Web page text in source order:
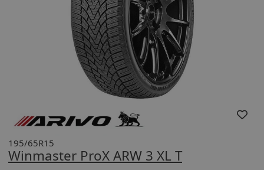
Winmaster ProX ARW 3 XL T
195/65R15